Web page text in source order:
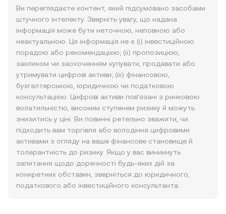
Ви переглядаєте контент, який підсумовано засобами
штучного інтелекту. Зверніть увагу, що надана
інформація може бути неточною, неповною або
неактуальною. Ця інформація не є (i) інвестиційною
порадою або рекомендацією; (ii) пропозицією,
закликом чи заохоченням купувати, продавати або
утримувати цифрові активи; (iii) фінансовою,
бухгалтерською, юридичною чи податковою
консультацією. Цифрові активи пов’язані з ринковою
волатильністю, високим ступенем ризику й можуть
знизитись у ціні. Ви повинні ретельно зважити, чи
підходить вам торгівля або володіння цифровими
активами з огляду на ваше фінансове становище й
толерантність до ризику. Якщо у вас виникнуть
запитання щодо доречності будь-яких дій за
конкретних обставин, зверніться до юридичного,
податкового або інвестиційного консультанта.